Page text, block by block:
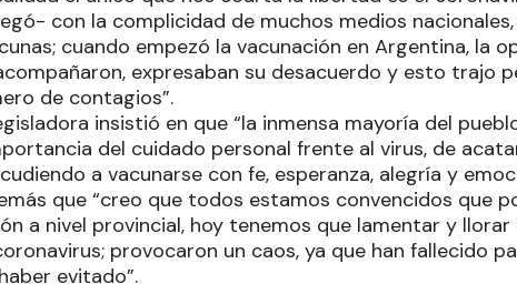
con la complicidad de muchos medios
cuando empezó la vacunación en Argentina, la
expresaban su desacuerdo y esto trajo
de contagios”.
insistió en que “la inmensa mayoría del
del cuidado personal frente al virus, de
a vacunarse con fe, esperanza, alegría y
que “creo que todos estamos convencidos que
a nivel provincial, hoy tenemos que lamentar y
provocaron un caos, ya que han fallecido
evitado”.